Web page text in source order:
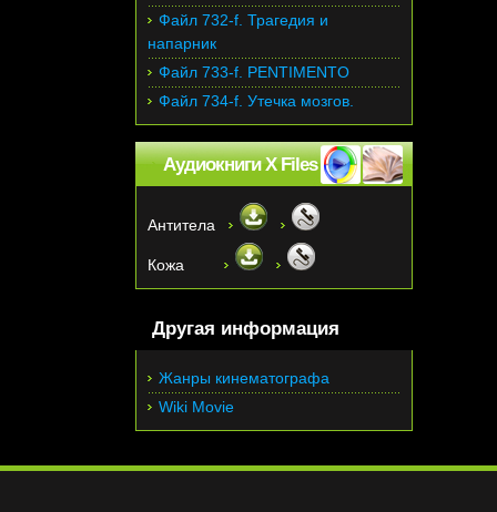
Файл 732-f. Трагедия и
напарник
Файл 733-f. PENTIMENTO
Файл 734-f. Утечка мозгов.
Аудиокниги X Files
Антитела
Кожа
Другая информация
Жанры кинематографа
Wiki Movie